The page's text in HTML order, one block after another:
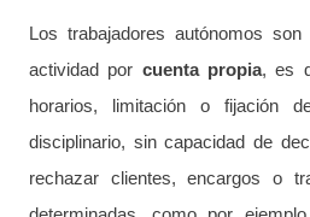
Los trabajadores autónomos
actividad por cuenta propia, es
horarios, limitación o fijación
disciplinario, sin capacidad de
rechazar clientes, encargos o